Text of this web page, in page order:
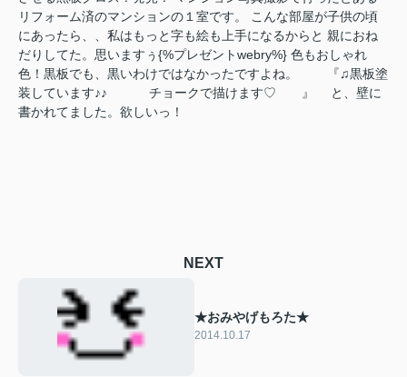
リフォーム済のマンションの１室です。 こんな部屋が子供の頃
にあったら、、私はもっと字も絵も上手になるからと 親におね
だりしてた。思いますぅ{%プレゼントwebry%} 色もおしゃれ
色！黒板でも、黒いわけではなかったですよね。 『♫黒板塗
装しています♪♪ チョークで描けます♡ 』 と、壁に
書かれてました。欲しいっ！
NEXT
★おみやげもろた★
2014.10.17